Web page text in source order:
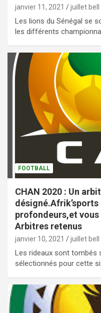
janvier 11, 2021 juillet bell
Les lions du Sénégal se
les différents
FOOTBALL
CHAN 2020 : Un
profondeurs,et
Arbitres retenus
janvier 10, 2021 juillet bell
Les rideaux sont tombés
sélectionnés pour cette